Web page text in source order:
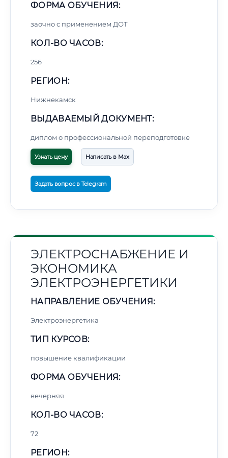
ФОРМА ОБУЧЕНИЯ:
заочно с применением ДОТ
КОЛ-ВО ЧАСОВ:
256
РЕГИОН:
Нижнекамск
ВЫДАВАЕМЫЙ ДОКУМЕНТ:
диплом о профессиональной переподготовке
Узнать цену Написать в Max
Задать вопрос в Telegram
ЭЛЕКТРОСНАБЖЕНИЕ И
ЭКОНОМИКА
ЭЛЕКТРОЭНЕРГЕТИКИ
НАПРАВЛЕНИЕ ОБУЧЕНИЯ:
Электроэнергетика
ТИП КУРСОВ:
повышение квалификации
ФОРМА ОБУЧЕНИЯ:
вечерняя
КОЛ-ВО ЧАСОВ:
72
РЕГИОН: